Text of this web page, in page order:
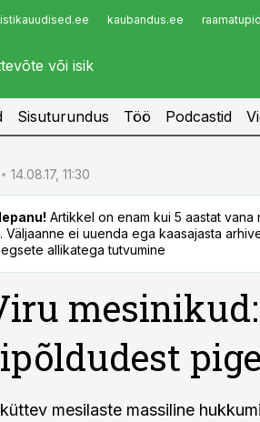
kaubandus.ee
Infopank
Sisuturundus Töö Podcastid
14.08.17, 11:30
Artikkel on enam kui 5 aastat
Väljaanne ei uuenda ega kaasajasta
allikatega tutvumine
mesinikud:
mesilaste massiline